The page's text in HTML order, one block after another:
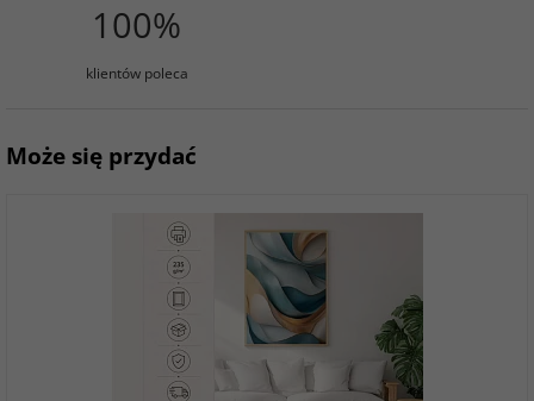
100%
klientów poleca
Może się przydać